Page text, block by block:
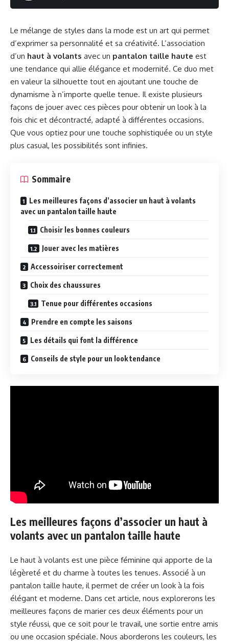
Le mélange de styles dans la mode est un art qui permet
d’exprimer sa personnalité et sa créativité. L’association
d’un haut à volants avec un pantalon taille haute est
une tendance qui allie élégance et modernité. Ce duo met
en valeur la silhouette tout en ajoutant une touche de
dynamisme à n’importe quelle tenue. Il existe plusieurs
façons de jouer avec ces pièces pour obtenir un look à la
fois chic et décontracté, adapté à différentes occasions.
Que vous optiez pour une touche sophistiquée ou un style
plus casual, les possibilités sont infinies.
Sommaire
Les meilleures façons d’associer un haut à volants
avec un pantalon taille haute
Choisir les bonnes couleurs
Jouer avec les matières
Accessoiriser correctement
Choix des chaussures
Tenue pour différentes occasions
Prendre en compte les saisons
Les détails qui font la différence
Conseils de style pour un look tendance
Les meilleures façons d’associer un haut à
volants avec un pantalon taille haute
Le haut à volants est une pièce féminine qui apporte de la
légèreté et du charme à toutes les tenues. Associé à un
pantalon taille haute, il permet de créer un look à la fois
élégant et moderne. Dans cet article, nous explorerons les
meilleures façons de marier ces deux éléments pour un
style réussi, que ce soit pour le travail, une sortie entre amis
ou une occasion spéciale. Nous aborderons les couleurs, les